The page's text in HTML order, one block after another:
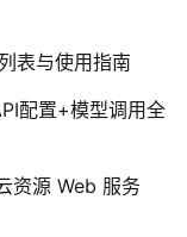
表与使用指南
配置+模型调用全
资源 Web 服务